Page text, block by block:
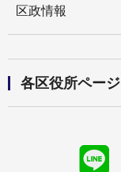
区政情報
各区役所ページ